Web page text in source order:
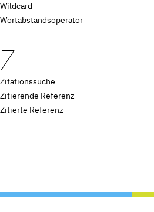
Wildcard
Wortabstandsoperator
Z
Zitationssuche
Zitierende Referenz
Zitierte Referenz